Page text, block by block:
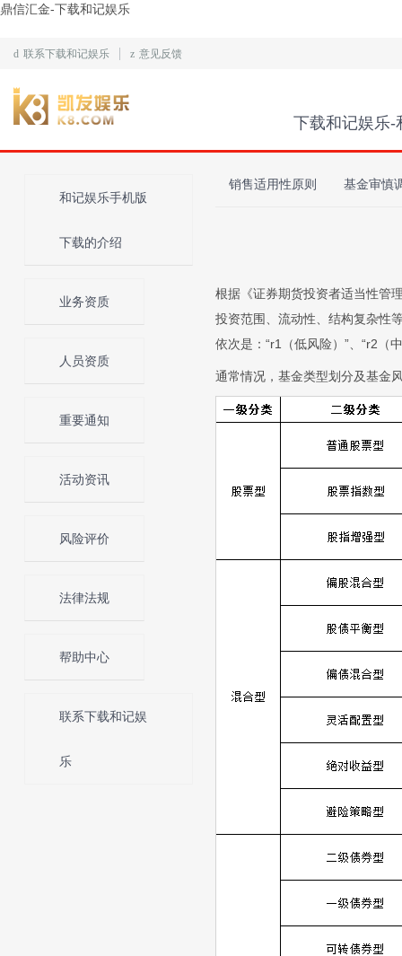
鼎信汇金-下载和记娱乐
d 联系下载和记娱乐 z 意见反馈
下载和记娱乐-
和记娱乐手机版
下载的介绍
业务资质
人员资质
重要通知
活动资讯
风险评价
法律法规
帮助中心
联系下载和记娱
乐
销售适用性原则 基金审慎
根据《证券期货投资者适当性管
投资范围、流动性、结构复杂性
依次是：“r1（低风险）”、“r2（
通常情况，基金类型划分及基金